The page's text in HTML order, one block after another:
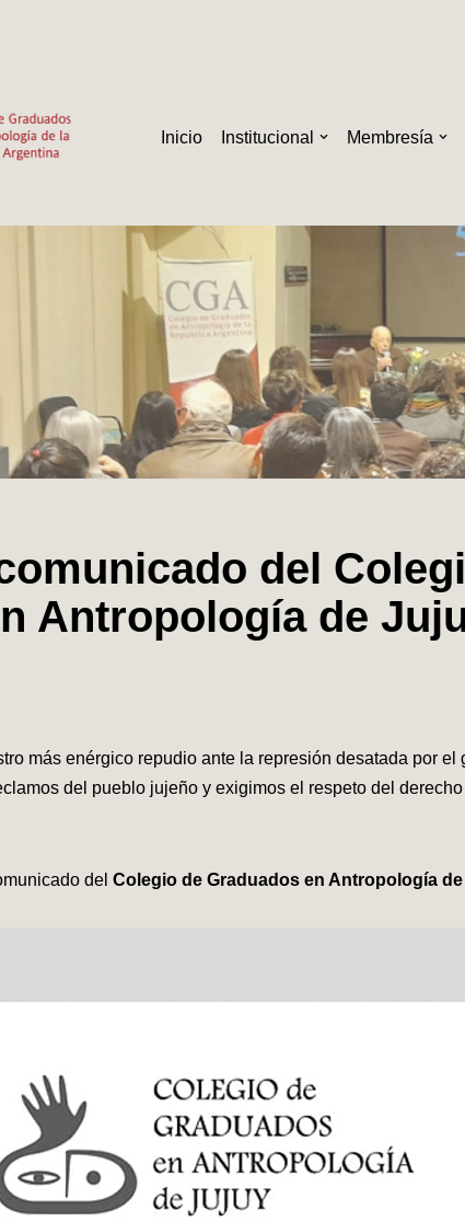
Inicio Institucional Membresía
del
Antropología de
más enérgico repudio ante la represión desatada por el
del pueblo jujeño y exigimos el respeto del
del Colegio de Graduados en Antropología